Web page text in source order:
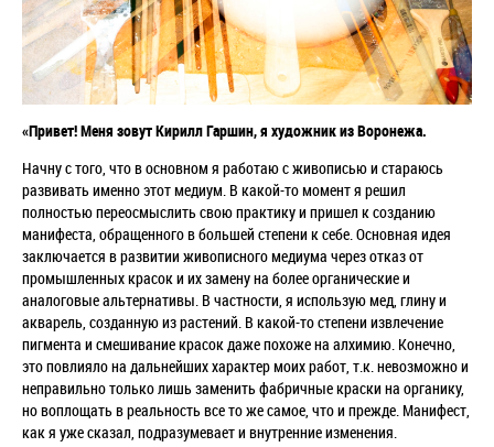
«Привет! Меня зовут Кирилл Гаршин, я художник из Воронежа.
Начну с того, что в основном я работаю с живописью и стараюсь
развивать именно этот медиум. В какой-то момент я решил
полностью переосмыслить свою практику и пришел к созданию
манифеста, обращенного в большей степени к себе. Основная идея
заключается в развитии живописного медиума через отказ от
промышленных красок и их замену на более органические и
аналоговые альтернативы. В частности, я использую мед, глину и
акварель, созданную из растений. В какой-то степени извлечение
пигмента и смешивание красок даже похоже на алхимию. Конечно,
это повлияло на дальнейших характер моих работ, т.к. невозможно и
неправильно только лишь заменить фабричные краски на органику,
но воплощать в реальность все то же самое, что и прежде. Манифест,
как я уже сказал, подразумевает и внутренние изменения.